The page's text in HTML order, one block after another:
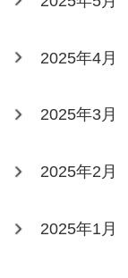
2025年4月
2025年3月
2025年2月
2025年1月